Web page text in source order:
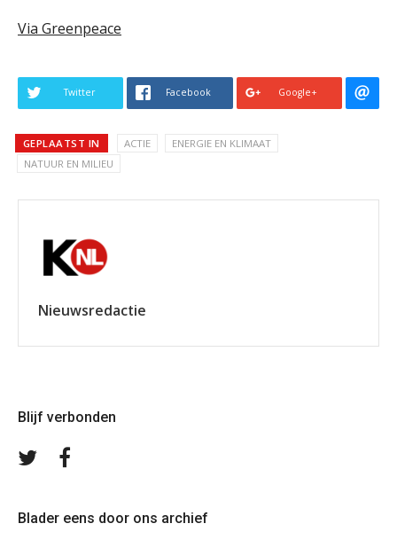
Via Greenpeace
Twitter Facebook Google+
GEPLAATST IN ACTIE
ENERGIE EN KLIMAAT
NATUUR EN MILIEU
Nieuwsredactie
Blijf verbonden
Volg
Blader eens door ons archief